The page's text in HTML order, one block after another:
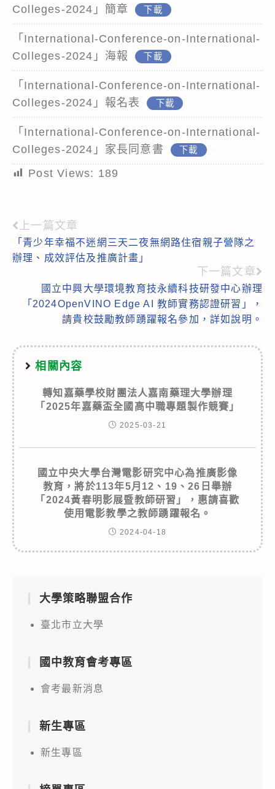
Colleges-2024」簡章
下載
「International-Conference-on-International-
Colleges-2024」海報
下載
「International-Conference-on-International-
Colleges-2024」報名表
下載
「International-Conference-on-International-
Colleges-2024」家長同意書
下載
Post Views: 189
Read
more
上一篇文章
「青少年幸福不迷網三天二夜無網路住宿親子營隊之
辦理、成效評估及推廣計畫」
下一篇文章
國立中興大學環境教育技永續科技研發中心辦理
「2024OpenVINO Edge AI 教師實務認證研習」，
請貴校鼓勵教師踴躍報名參加，詳如說明。
相關內容
轉知嘉藥學校財團法人嘉南藥理大學辦理
「2025年嘉藥盃全國高中職專題製作競賽」
2025-03-21
國立中央大學台灣電影研究中心為推廣影像
教育，將於113年5月12、19、26日舉辦
「2024黃春明影展暨教師研習」，惠請喜歡
使用電影教學之教師踴躍報名。
2024-04-18
大學策略聯盟合作
臺北市立大學
國中教育會考專區
會考最新消息
新生專區
新生專區